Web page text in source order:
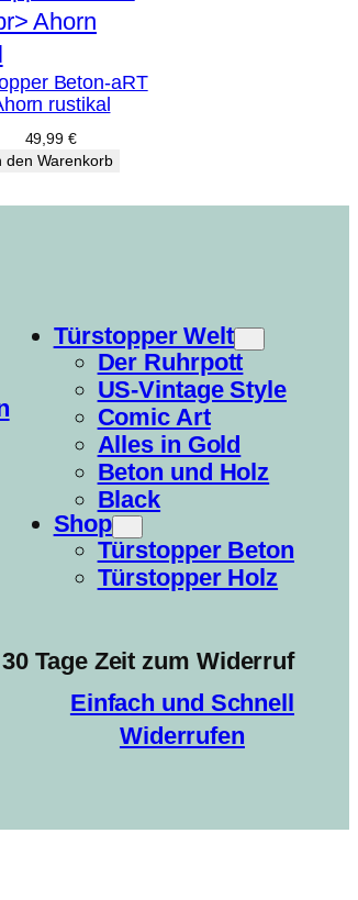
Beton-aRT
rustikal
49,99 €
den Warenkorb
Türstopper Welt
Der Ruhrpott
US-Vintage Style
Comic Art
Alles in Gold
Beton und Holz
Black
Shop
Türstopper Beton
Türstopper Holz
Tage Zeit zum Widerruf
Einfach und Schnell
Widerrufen